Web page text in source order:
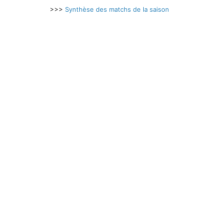
>>> Synthèse des matchs de la saison